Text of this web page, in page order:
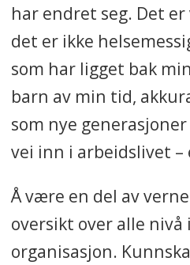
har endret seg. Det
det er ikke
som har ligget bak
barn av min tid,
som nye
vei inn i arbeidslivet –
Å være en del av
oversikt over alle nivå
organisasjon.